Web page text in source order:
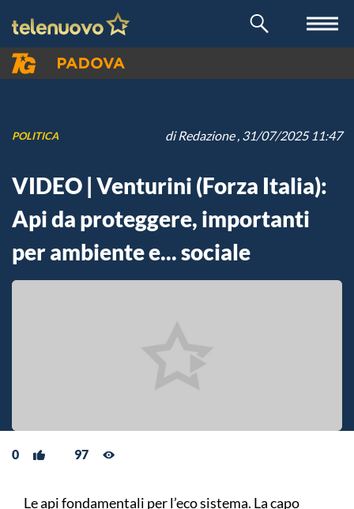
POLITICA diRedazione, 31/07/2025 11:47
VIDEO | Venturini (Forza Italia):
Api da proteggere, importanti
per ambiente e... sociale
0 97
Le api fondamentali per l’eco sistema. La capo